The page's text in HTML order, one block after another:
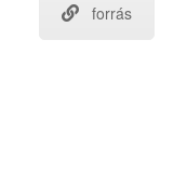
forrás